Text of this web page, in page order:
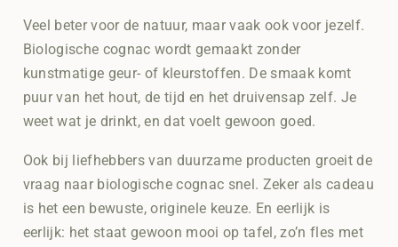
Veel beter voor de natuur, maar vaak ook voor jezelf.
Biologische cognac wordt gemaakt zonder
kunstmatige geur- of kleurstoffen. De smaak komt
puur van het hout, de tijd en het druivensap zelf. Je
weet wat je drinkt, en dat voelt gewoon goed.
Ook bij liefhebbers van duurzame producten groeit de
vraag naar biologische cognac snel. Zeker als cadeau
is het een bewuste, originele keuze. En eerlijk is
eerlijk: het staat gewoon mooi op tafel, zo’n fles met